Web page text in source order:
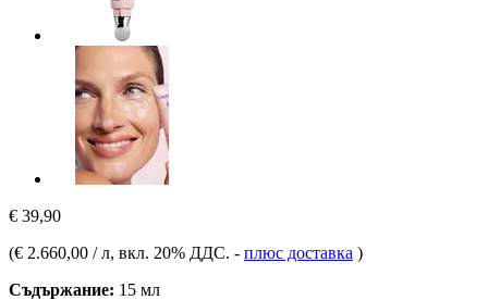
€ 39,90
(€ 2.660,00 / л, вкл. 20% ДДС. - плюс доставка )
Съдържание: 15 мл